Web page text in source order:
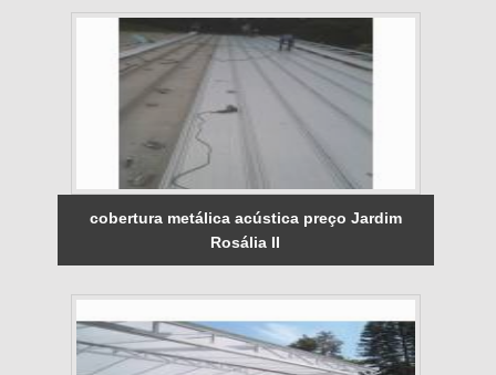
cobertura metálica acústica preço Jardim
Rosália II